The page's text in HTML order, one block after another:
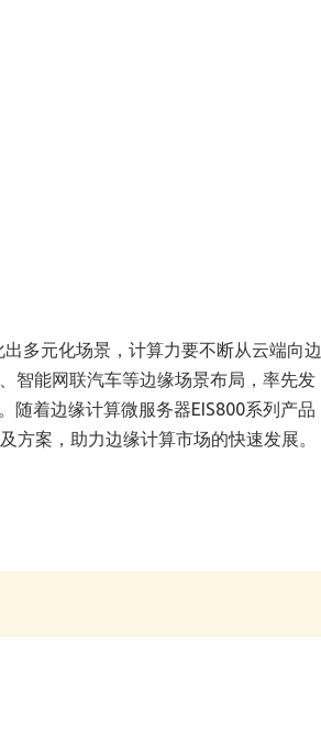
多元化场景，计算力要不断从云端向边
智能网联汽车等边缘场景布局，率先发
随着边缘计算微服务器EIS800系列产品
方案，助力边缘计算市场的快速发展。